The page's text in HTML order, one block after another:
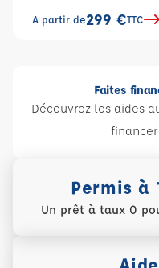
A partir de299 €TTC
Faites
Découvrez les aides
Permis à
Un prêt à taux 0